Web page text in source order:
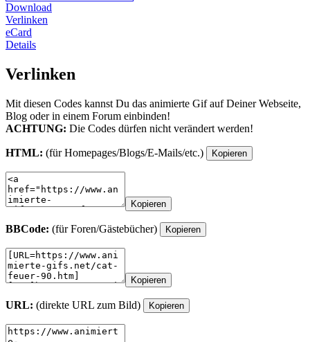
Download
Verlinken
eCard
Details
Verlinken
Mit diesen Codes kannst Du das animierte Gif auf Deiner Webseite,
Blog oder in einem Forum einbinden!
ACHTUNG: Die Codes dürfen nicht verändert werden!
HTML: (für Homepages/Blogs/E-Mails/etc.) Kopieren
Kopieren
BBCode: (für Foren/Gästebücher) Kopieren
Kopieren
URL: (direkte URL zum Bild) Kopieren